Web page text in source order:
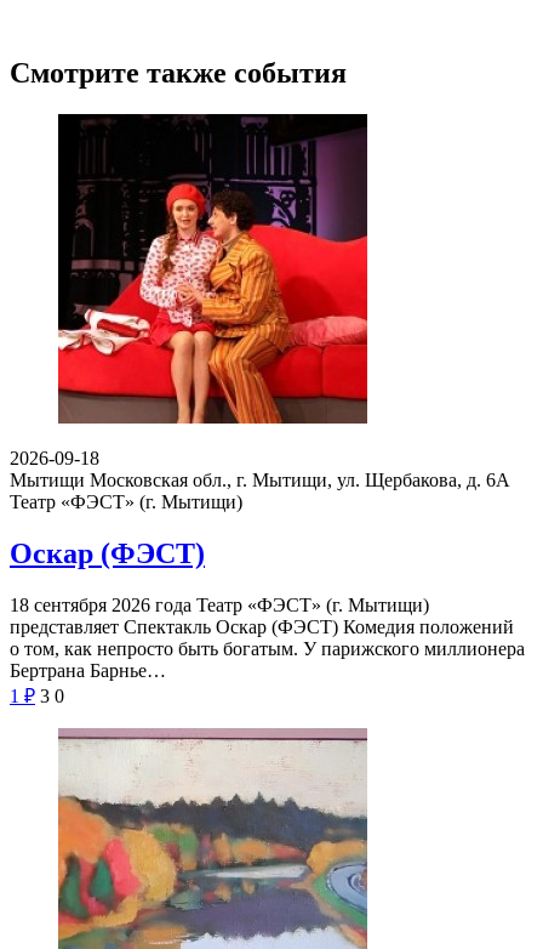
Смотрите также события
2026-09-18
Мытищи Московская обл., г. Мытищи, ул. Щербакова, д. 6А
Театр «ФЭСТ» (г. Мытищи)
Оскар (ФЭСТ)
18 сентября 2026 года Театр «ФЭСТ» (г. Мытищи)
представляет Спектакль Оскар (ФЭСТ) Комедия положений
о том, как непросто быть богатым. У парижского миллионера
Бертрана Барнье…
1 ₽ 3 0